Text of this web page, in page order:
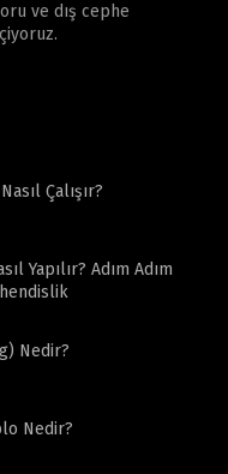
ve dış cephe
Çalışır?
Yapılır? Adım Adım
Nedir?
Nedir?